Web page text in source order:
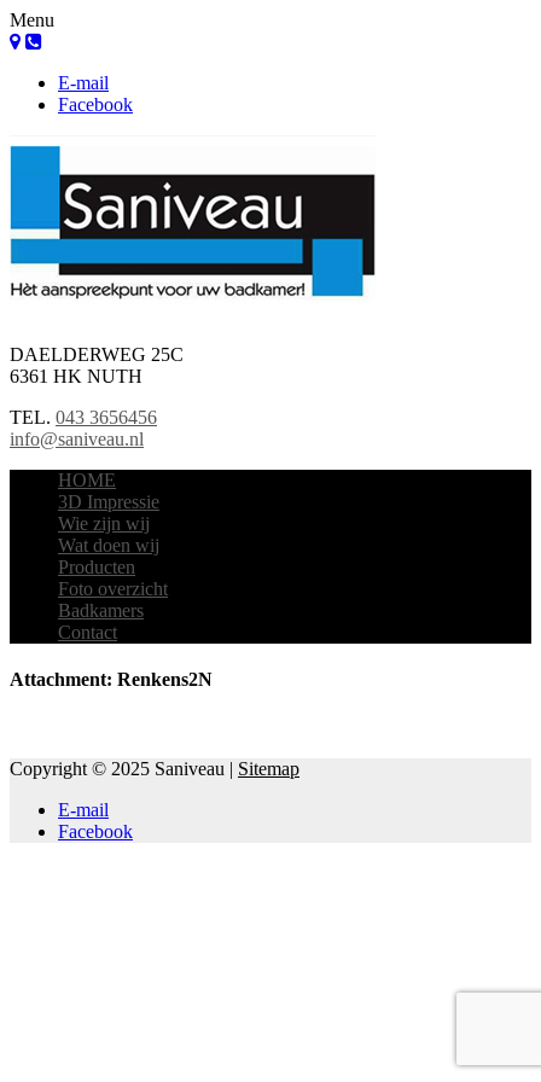
Menu
E-mail
Facebook
DAELDERWEG 25C
6361 HK NUTH
TEL. 043 3656456
info@saniveau.nl
HOME
3D Impressie
Wie zijn wij
Wat doen wij
Producten
Foto overzicht
Badkamers
Contact
Attachment: Renkens2N
Copyright © 2025 Saniveau | Sitemap
E-mail
Facebook